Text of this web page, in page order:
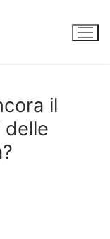
il
delle